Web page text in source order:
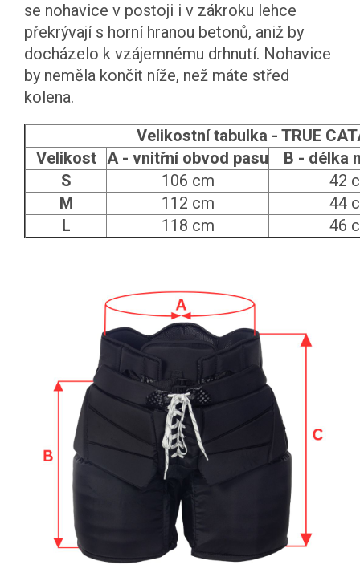
se nohavice v postoji i v zákroku lehce
překrývají s horní hranou betonů, aniž by
docházelo k vzájemnému drhnutí. Nohavice
by neměla končit níže, než máte střed
kolena.
Velikostní tabulka - TRUE
Velikost A - vnitřní obvod pasu
B - délka
S
106 cm
42
M
112 cm
44
L
118 cm 46